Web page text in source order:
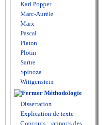
Karl Popper
Marc-Aurèle
Marx
Pascal
Platon
Plotin
Sartre
Spinoza
Wittgenstein
Méthodologie
Dissertation
Explication de texte
Concours : rapports des